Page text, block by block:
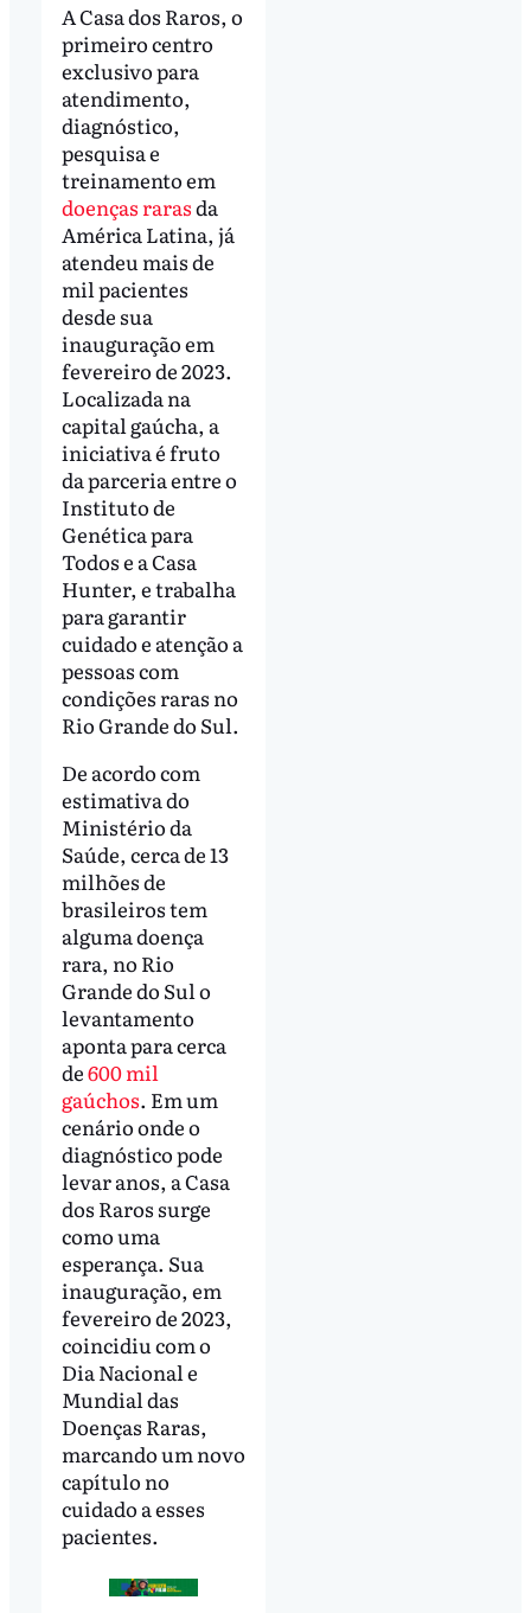
A Casa dos Raros, o
primeiro centro
exclusivo para
atendimento,
diagnóstico,
pesquisa e
treinamento em
doenças rarasda
América Latina, já
atendeu mais de
mil pacientes
desde sua
inauguração em
fevereiro de 2023.
Localizada na
capital gaúcha, a
iniciativa é fruto
da parceria entre o
Instituto de
Genética para
Todos e a Casa
Hunter, e trabalha
para garantir
cuidado e atenção a
pessoas com
condições raras no
Rio Grande do Sul.
De acordo com
estimativa do
Ministério da
Saúde, cerca de 13
milhões de
brasileiros tem
alguma doença
rara, no Rio
Grande do Sul o
levantamento
aponta para cerca
de600 mil
gaúchos. Em um
cenário onde o
diagnóstico pode
levar anos, a Casa
dos Raros surge
como uma
esperança. Sua
inauguração, em
fevereiro de 2023,
coincidiu com o
Dia Nacional e
Mundial das
Doenças Raras,
marcando um novo
capítulo no
cuidado a esses
pacientes.